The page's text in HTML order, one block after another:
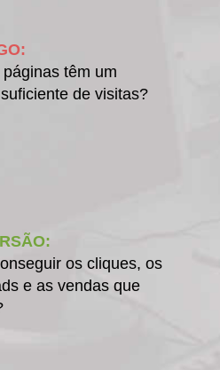
têm um
de visitas?
os cliques, os
e as vendas que